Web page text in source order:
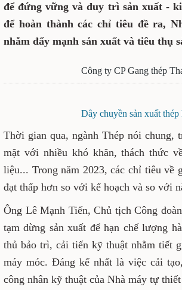
để đứng vững và duy trì sản xuất -
để hoàn thành các chỉ tiêu đề ra,
nhằm đẩy mạnh sản xuất và tiêu thụ
Công ty CP Gang thép
Dây chuyền sản xuất
Thời gian qua, ngành Thép nói
mặt với nhiều khó khăn, thách thức
liệu... Trong năm 2023, các chỉ tiêu về
đạt thấp hơn so với kế hoạch và so với
Ông Lê Mạnh Tiến, Chủ tịch Công
tạm dừng sản xuất để hạn chế lượng
thủ bảo trì, cải tiến kỹ thuật nhằm tiết
máy móc. Đáng kể nhất là việc cải
công nhân kỹ thuật của Nhà máy tự